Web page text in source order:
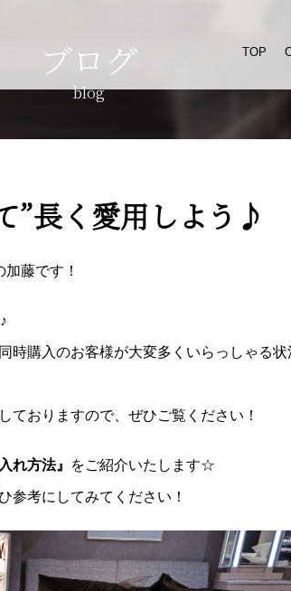
TOP
ブログ
blog
”長く愛用しよう♪
藤です！
時購入のお客様が大変多くいらっしゃる状
ておりますので、ぜひご覧ください！
れ方法』 をご紹介いたします☆
参考にしてみてください！